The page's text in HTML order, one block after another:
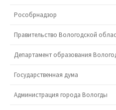
Рособрнадзор
Правительство Вологодской
Департамент образования
Государственная дума
Администрация города Вологды